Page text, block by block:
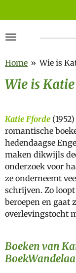
direct
naar
hoofdinhoud
Home » Wie is
Wie is
Katie Fforde (1952)
romantische
hedendaagse
maken dikwijls
onderzoek voor
ze onderneemt
schrijven. Zo
beroepen en gaat
overlevingstocht
Boeken van